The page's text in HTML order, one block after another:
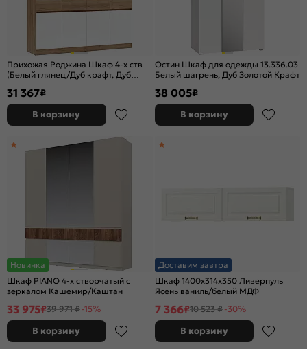
Прихожая Роджина Шкаф 4-х ств
(Белый глянец/Дуб крафт, Дуб
31 367₽
В корзину
Остин Шкаф для одежды 13.336.03
Белый шагрень, Дуб Золотой Крафт
38 005₽
В корзину
Новинка
Шкаф PIANO 4-х створчатый с
зеркалом Кашемир/Каштан
33 975₽39 971 ₽ -15%
В корзину
Доставим завтра
Шкаф 1400x314x350 Ливерпуль
Ясень ваниль/белый МДФ
7 366₽10 523 ₽ -30%
В корзину